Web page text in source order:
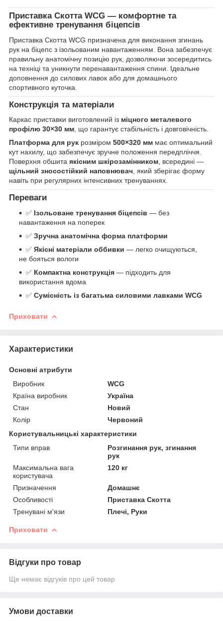
Приставка Скотта WCG — комфортне та
ефективне тренування біцепсів
Приставка Скотта WCG призначена для виконання згинань
рук на біцепс з ізольованим навантаженням. Вона забезпечує
правильну анатомічну позицію рук, дозволяючи зосередитись
на техніці та уникнути перенавантаження спини. Ідеальне
доповнення до силових лавок або для домашнього
спортивного куточка.
Конструкція та матеріали
Каркас приставки виготовлений із міцного металевого
профілю 30×30 мм, що гарантує стабільність і довговічність.
Платформа для рук розміром 500×320 мм має оптимальний
кут нахилу, що забезпечує зручне положення передпліччя.
Поверхня обшита якісним шкірозамінником, всередині —
щільний зносостійкий наповнювач, який зберігає форму
навіть при регулярних інтенсивних тренуваннях.
Переваги
✅ Ізольоване тренування біцепсів — без
навантаження на поперек
✅ Зручна анатомічна форма платформи
✅ Якісні матеріали оббивки — легко очищуються,
не бояться вологи
✅ Компактна конструкція — підходить для
використання вдома
✅ Сумісність із багатьма силовими лавками WCG
Приховати
Характеристики
Основні атрибути
Виробник
WCG
Країна виробник
Україна
Стан
Новий
Колір
Червоний
Користувальницькі характеристики
Типи вправ
Розгинання рук, згинання
рук
Максимальна вага
користувача
120 кг
Призначення
Домашнє
Особливості
Приставка Скотта
Тренувані м'язи
Плечі, Руки
Приховати
Відгуки про товар
Ще немає відгуків про цей товар
Умови доставки